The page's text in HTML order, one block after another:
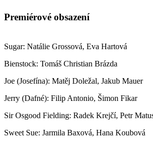
Premiérové obsazení
Sugar: Natálie Grossová, Eva Hartová
Bienstock: Tomáš Christian Brázda
Joe (Josefína): Matěj Doležal, Jakub Mauer
Jerry (Dafné): Filip Antonio, Šimon Fikar
Sir Osgood Fielding: Radek Krejčí, Petr
Sweet Sue: Jarmila Baxová, Hana Koubová